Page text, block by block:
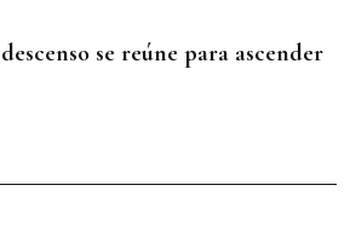
se reúne para ascender